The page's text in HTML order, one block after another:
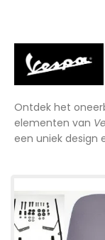
Ontdek het
elementen van
een uniek design